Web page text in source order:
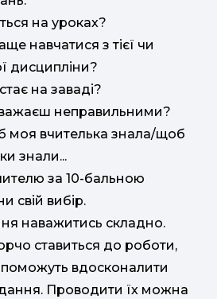
на уроках?
навчатися з тієї чи
дисципліни?
на заваді?
неправильними?
моя вчителька знала/щоб
знали...
за 10-бальною
свій вибір.
наважитись складно.
ставиться до роботи,
вдосконалити
Проводити їх можна